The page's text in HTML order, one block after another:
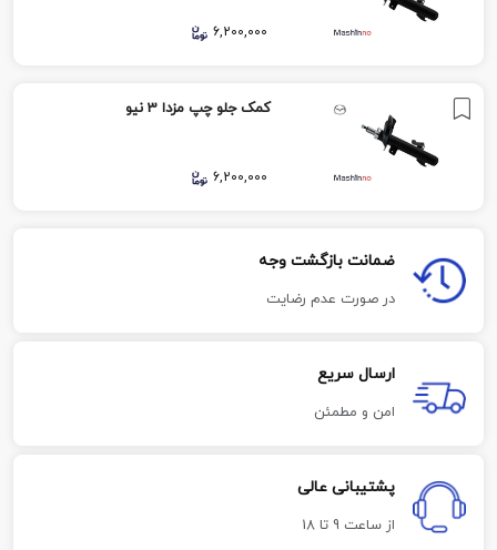
6,200,000
کمک جلو چپ مزدا 3 نیو
6,200,000
ضمانت بازگشت وجه
در صورت عدم رضایت
ارسال سریع
امن و مطمئن
پشتیبانی عالی
از ساعت 9 تا 18